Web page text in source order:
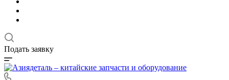
Подать заявку